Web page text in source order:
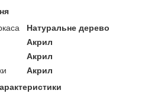
Натуральне дерево
Акрил
Акрил
Акрил